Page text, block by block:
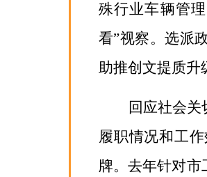
殊行业车辆管
看”视察。选派
助推创文提质升
回应社会关
履职情况和工
牌。去年针对市